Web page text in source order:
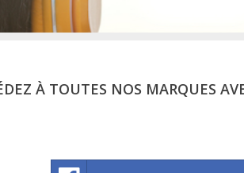
À TOUTES NOS MARQUES